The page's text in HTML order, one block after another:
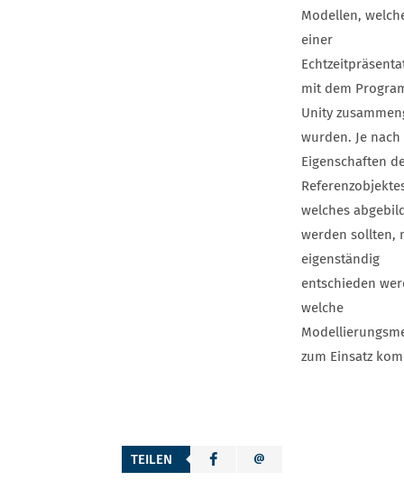
Modellen,
einer
mit dem
Unity
wurden. Je nach
Eigenschaften
welches
werden sollten,
eigenständig
entschieden
welche
zum Einsatz
TEILEN